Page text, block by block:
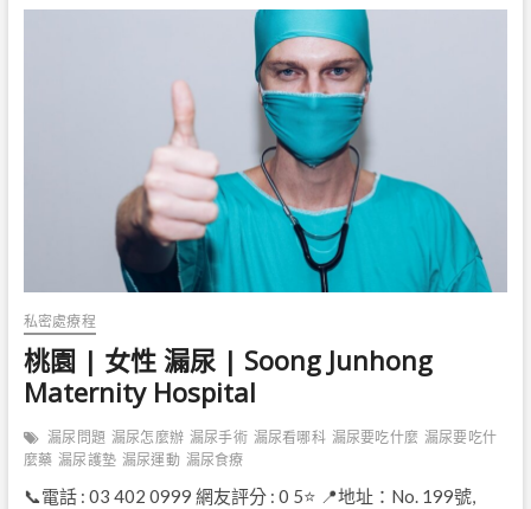
Children’s
Hospital
私密處療程
桃園 | 女性 漏尿 | Soong Junhong
Maternity Hospital
漏尿問題 漏尿怎麼辦 漏尿手術 漏尿看哪科 漏尿要吃什麼 漏尿要吃什
麼藥 漏尿護墊 漏尿運動 漏尿食療
📞電話 : 03 402 0999 網友評分 : 0 5⭐ 📍地址：No. 199號,